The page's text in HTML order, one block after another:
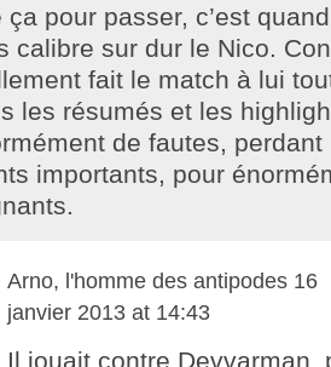
ça pour passer, c’est
calibre sur dur le Nico.
fait le match à lui
les résumés et les
de fautes,
importants, pour
Arno, l'homme des antipodes 16
janvier 2013 at 14:43
Il jouait contre Devvarman,